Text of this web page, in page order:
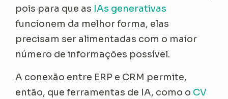
pois para que as IAs generativas
funcionem da melhor forma, elas
precisam ser alimentadas com o maior
número de informações possível.
A conexão entre ERP e CRM permite,
então, que ferramentas de IA, como o CV